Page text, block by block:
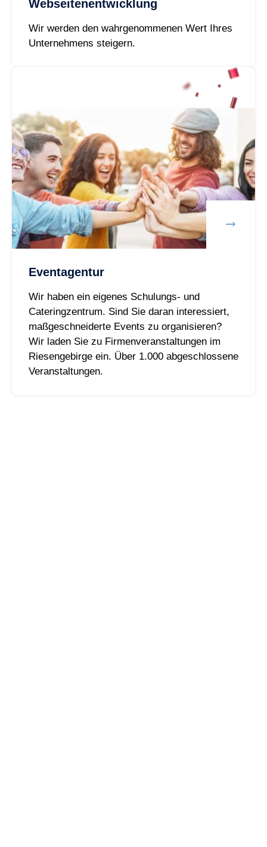
Webseitenentwicklung
Wir werden den wahrgenommenen Wert Ihres
Unternehmens steigern.
Eventagentur
Wir haben ein eigenes Schulungs- und
Cateringzentrum. Sind Sie daran interessiert,
maßgeschneiderte Events zu organisieren?
Wir laden Sie zu Firmenveranstaltungen im
Riesengebirge ein. Über 1.000 abgeschlossene
Veranstaltungen.